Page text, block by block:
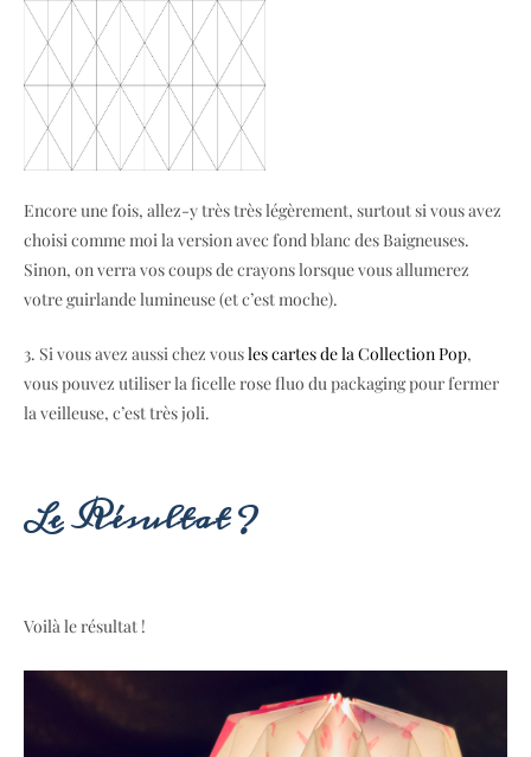
Encore une fois, allez-y très très légèrement, surtout si vous avez
choisi comme moi la version avec fond blanc des Baigneuses.
Sinon, on verra vos coups de crayons lorsque vous allumerez
votre guirlande lumineuse (et c’est moche).
3. Si vous avez aussi chez vousles cartes de la Collection Pop,
vous pouvez utiliser la ficelle rose fluo du packaging pour fermer
la veilleuse, c’est très joli.
Le Résultat ?
Voilà le résultat !